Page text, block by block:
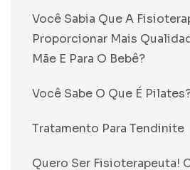
Você Sabia Que A
Proporcionar Mais
Mãe E Para O Bebê?
Você Sabe O Que É
Tratamento Para Tendinite
Quero Ser Fisioterapeuta!